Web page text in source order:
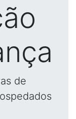
de